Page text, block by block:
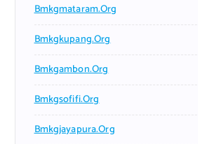
Bmkgmataram.org
Bmkgkupang.org
Bmkgambon.org
Bmkgsofifi.org
Bmkgjayapura.org